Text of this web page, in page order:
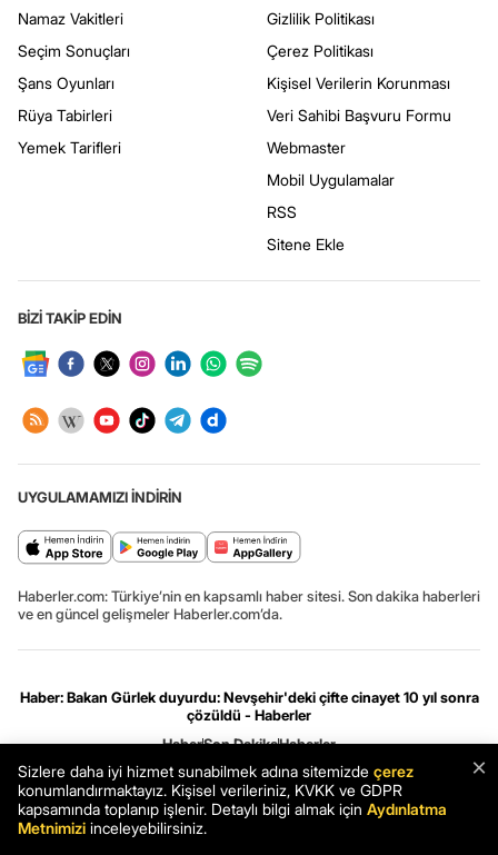
Namaz Vakitleri
Seçim Sonuçları
Şans Oyunları
Rüya Tabirleri
Yemek Tarifleri
Gizlilik Politikası
Çerez Politikası
Kişisel Verilerin Korunması
Veri Sahibi Başvuru Formu
Webmaster
Mobil Uygulamalar
RSS
Sitene Ekle
BİZİ TAKİP EDİN
UYGULAMAMIZI İNDİRİN
Haberler.com: Türkiye’nin en kapsamlı haber sitesi. Son dakika haberleri
ve en güncel gelişmeler Haberler.com’da.
Haber: Bakan Gürlek duyurdu: Nevşehir'deki çifte cinayet 10 yıl sonra
çözüldü - Haberler
HaberSon DakikaHaberler
Gizlilik ve çerez ayarları [Hata Bildir]07.08.2026 11:34:42 #.0.3# .HCFOK.
×
Sizlere daha iyi hizmet sunabilmek adına sitemizde çerez
konumlandırmaktayız. Kişisel verileriniz, KVKK ve GDPR
kapsamında toplanıp işlenir. Detaylı bilgi almak için Aydınlatma
Metnimizi inceleyebilirsiniz.